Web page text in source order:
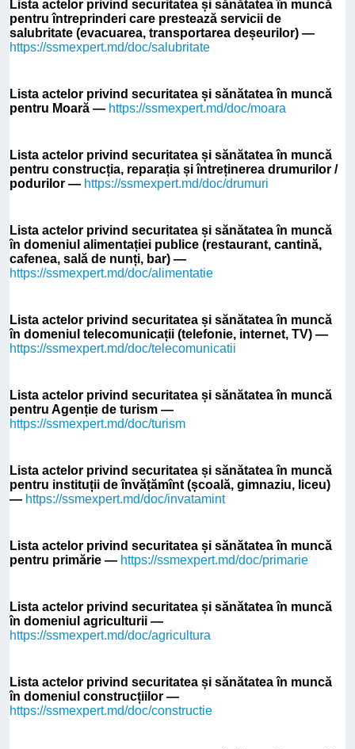
Lista actelor privind securitatea și sănătatea în muncă
pentru întreprinderi care prestează servicii de
salubritate (evacuarea, transportarea deșeurilor) —
https://ssmexpert.md/doc/salubritate
Lista actelor privind securitatea și sănătatea în muncă
pentru Moară — https://ssmexpert.md/doc/moara
Lista actelor privind securitatea și sănătatea în muncă
pentru construcția, reparația și întreținerea drumurilor /
podurilor — https://ssmexpert.md/doc/drumuri
Lista actelor privind securitatea și sănătatea în muncă
în domeniul alimentației publice (restaurant, cantină,
cafenea, sală de nunți, bar) —
https://ssmexpert.md/doc/alimentatie
Lista actelor privind securitatea și sănătatea în muncă
în domeniul telecomunicații (telefonie, internet, TV) —
https://ssmexpert.md/doc/telecomunicatii
Lista actelor privind securitatea și sănătatea în muncă
pentru Agenție de turism —
https://ssmexpert.md/doc/turism
Lista actelor privind securitatea și sănătatea în muncă
pentru instituții de învățămînt (școală, gimnaziu, liceu)
— https://ssmexpert.md/doc/invatamint
Lista actelor privind securitatea și sănătatea în muncă
pentru primărie — https://ssmexpert.md/doc/primarie
Lista actelor privind securitatea și sănătatea în muncă
în domeniul agriculturii —
https://ssmexpert.md/doc/agricultura
Lista actelor privind securitatea și sănătatea în muncă
în domeniul construcțiilor —
https://ssmexpert.md/doc/constructie